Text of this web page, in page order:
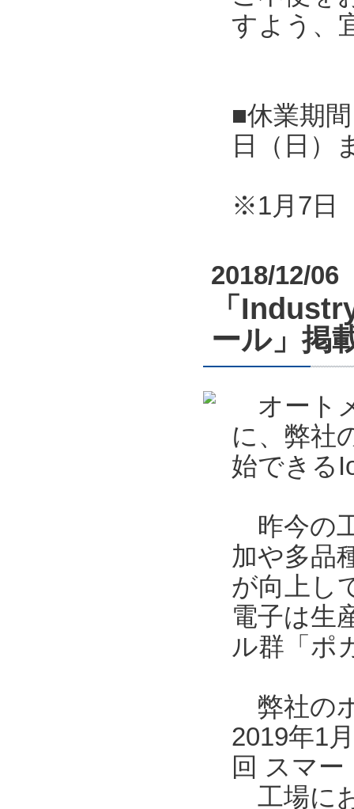
すよう、
■休業期
日（日）
※1月7日
2018/12/06
「
ール」掲
オート
に、弊社
始できる
昨今の
加や多品
が向上し
電子は生
ル群「ポ
弊社の
2019年1
回 スマ
工場に